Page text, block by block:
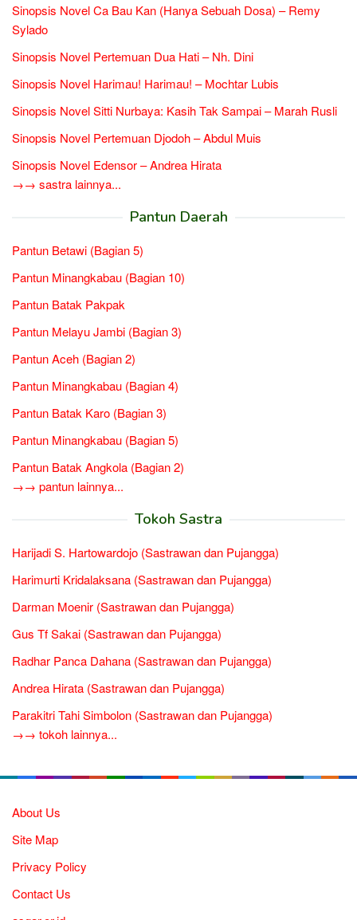
Sinopsis Novel Ca Bau Kan (Hanya Sebuah Dosa) – Remy
Sylado
Sinopsis Novel Pertemuan Dua Hati – Nh. Dini
Sinopsis Novel Harimau! Harimau! – Mochtar Lubis
Sinopsis Novel Sitti Nurbaya: Kasih Tak Sampai – Marah Rusli
Sinopsis Novel Pertemuan Djodoh – Abdul Muis
Sinopsis Novel Edensor – Andrea Hirata
→→ sastra lainnya...
Pantun Daerah
Pantun Betawi (Bagian 5)
Pantun Minangkabau (Bagian 10)
Pantun Batak Pakpak
Pantun Melayu Jambi (Bagian 3)
Pantun Aceh (Bagian 2)
Pantun Minangkabau (Bagian 4)
Pantun Batak Karo (Bagian 3)
Pantun Minangkabau (Bagian 5)
Pantun Batak Angkola (Bagian 2)
→→ pantun lainnya...
Tokoh Sastra
Harijadi S. Hartowardojo (Sastrawan dan Pujangga)
Harimurti Kridalaksana (Sastrawan dan Pujangga)
Darman Moenir (Sastrawan dan Pujangga)
Gus Tf Sakai (Sastrawan dan Pujangga)
Radhar Panca Dahana (Sastrawan dan Pujangga)
Andrea Hirata (Sastrawan dan Pujangga)
Parakitri Tahi Simbolon (Sastrawan dan Pujangga)
→→ tokoh lainnya...
About Us
Site Map
Privacy Policy
Contact Us